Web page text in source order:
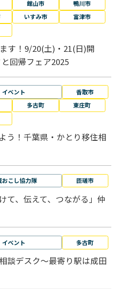
館山市
鴨川市
いすみ市
富津市
す！9/20(土)・21(日)開
帰フェア2025
イベント
香取市
多古町
東庄町
う！千葉県・かとり移住相
おこし協力隊 匝瑳市
て、伝えて、つながる」仲
イベント 多古町
談デスク～最寄り駅は成田